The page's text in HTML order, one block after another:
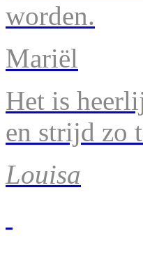
worden.
Mariël
Het is
en strijd zo
Louisa